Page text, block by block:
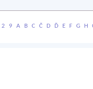
2 9 A B C Č D Ď E F G H